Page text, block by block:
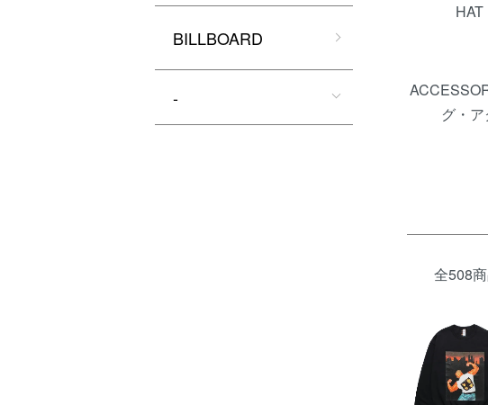
HAT
グ・ア
全508
BILLBOARD
-